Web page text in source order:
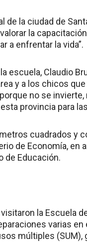
de la ciudad de
la
a enfrentar la vida”.
escuela, Claudio
y a los chicos
no se
provincia para
cuadrados y
de Economía,
de Educación.
la Escuela
varias
múltiples